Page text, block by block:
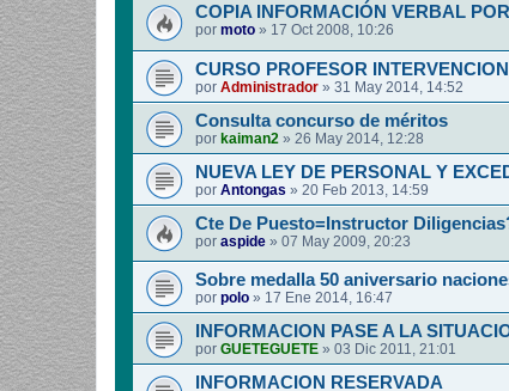
COPIA INFORMACIÓN VERBAL
por moto » 17 Oct 2008, 10:26
CURSO PROFESOR
por Administrador » 31 May 2014, 14:52
Consulta concurso de méritos
por kaiman2 » 26 May 2014, 12:28
NUEVA LEY DE PERSONAL Y
por Antongas » 20 Feb 2013, 14:59
Cte De Puesto=Instructor
por aspide » 07 May 2009, 20:23
Sobre medalla 50 aniversario
por polo » 17 Ene 2014, 16:47
INFORMACION PASE A LA
por GUETEGUETE » 03 Dic 2011, 21:01
INFORMACION RESERVADA